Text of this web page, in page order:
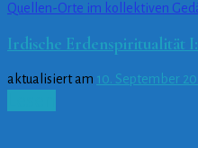
Quellen-Orte im kollektiven
Irdische Erdenspiritualität
aktualisiert am 10. September